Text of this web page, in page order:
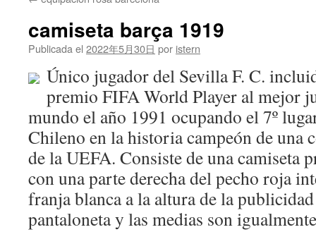
camiseta barça 1919
Publicada el 2022年5月30日 por istern
Único jugador del Sevilla F. C.
premio FIFA World Player al mejor
mundo el año 1991 ocupando el 7º
Chileno en la historia campeón de una
de la UEFA. Consiste de una camiseta
con una parte derecha del pecho roja
franja blanca a la altura de la
pantaloneta y las medias son